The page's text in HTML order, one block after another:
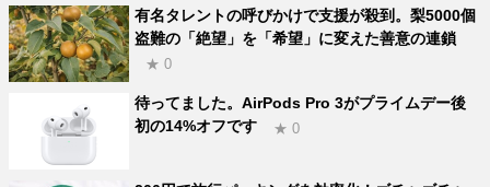
有名タレントの呼びかけで支援が殺到。梨5000個
盗難の「絶望」を「希望」に変えた善意の連鎖
★ 0
待ってました。AirPods Pro 3がプライムデー後
初の14%オフです
★ 0